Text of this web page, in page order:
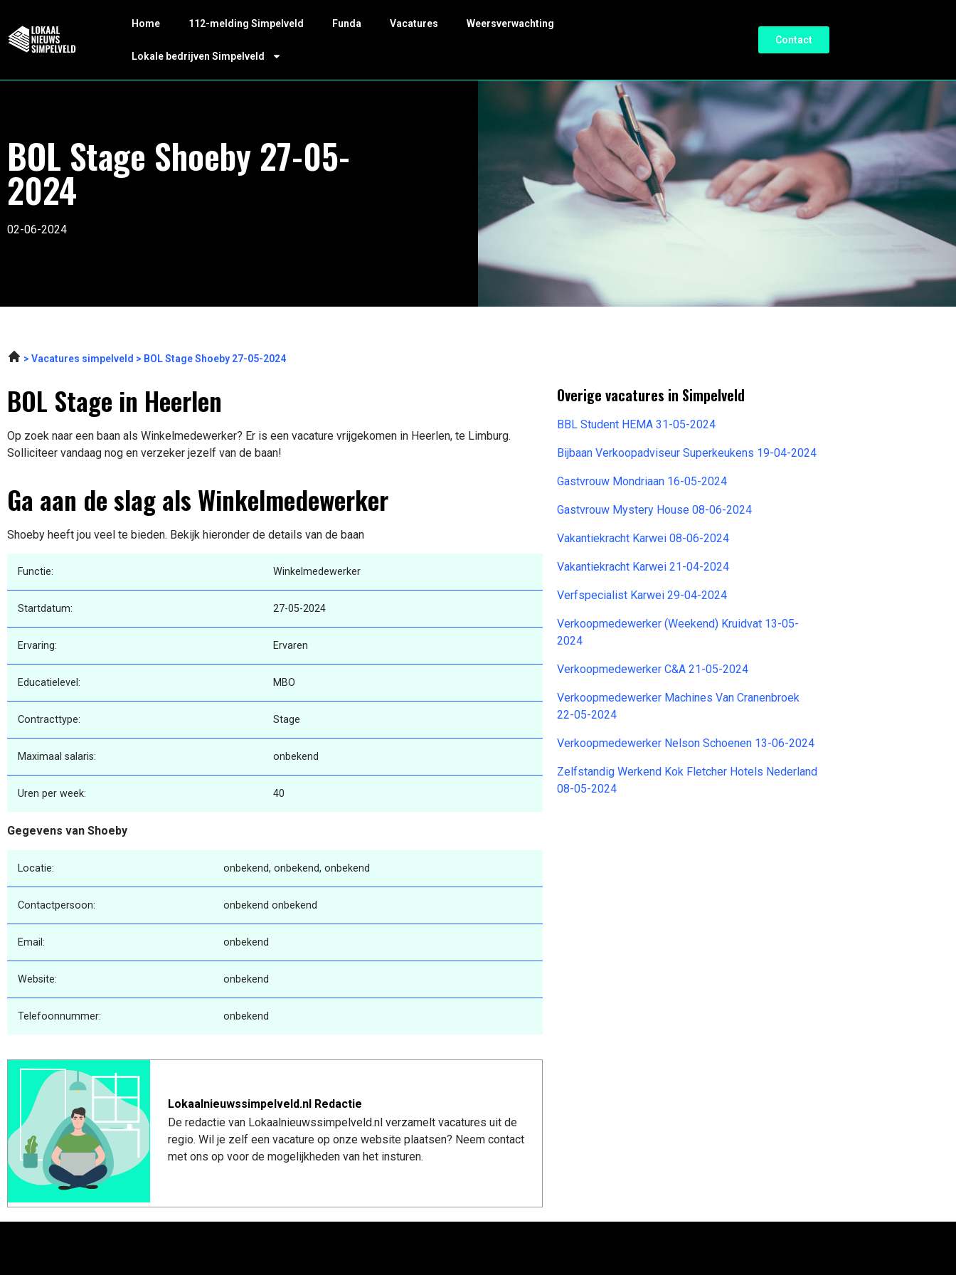
Home 112-melding Simpelveld Funda Vacatures Weersverwachting
Lokale bedrijven Simpelveld
Contact
BOL Stage Shoeby 27-05-
2024
02-06-2024
Vacatures simpelveld BOL Stage Shoeby 27-05-2024
BOL Stage in Heerlen
Op zoek naar een baan als Winkelmedewerker? Er is een vacature vrijgekomen in Heerlen, te Limburg.
Solliciteer vandaag nog en verzeker jezelf van de baan!
Ga aan de slag als Winkelmedewerker
Shoeby heeft jou veel te bieden. Bekijk hieronder de details van de baan
Functie: Winkelmedewerker
Startdatum: 27-05-2024
Ervaring: Ervaren
Educatielevel: MBO
Contracttype: Stage
Maximaal salaris: onbekend
Uren per week: 40
Gegevens van Shoeby
Locatie: onbekend, onbekend, onbekend
Contactpersoon: onbekend onbekend
Email: onbekend
Website: onbekend
Telefoonnummer: onbekend
Lokaalnieuwssimpelveld.nl Redactie
De redactie van Lokaalnieuwssimpelveld.nl verzamelt vacatures uit de
regio. Wil je zelf een vacature op onze website plaatsen? Neem contact
met ons op voor de mogelijkheden van het insturen.
Overige vacatures in Simpelveld
BBL Student HEMA 31-05-2024
Bijbaan Verkoopadviseur Superkeukens 19-04-2024
Gastvrouw Mondriaan 16-05-2024
Gastvrouw Mystery House 08-06-2024
Vakantiekracht Karwei 08-06-2024
Vakantiekracht Karwei 21-04-2024
Verfspecialist Karwei 29-04-2024
Verkoopmedewerker (Weekend) Kruidvat 13-05-
2024
Verkoopmedewerker C&A 21-05-2024
Verkoopmedewerker Machines Van Cranenbroek
22-05-2024
Verkoopmedewerker Nelson Schoenen 13-06-2024
Zelfstandig Werkend Kok Fletcher Hotels Nederland
08-05-2024